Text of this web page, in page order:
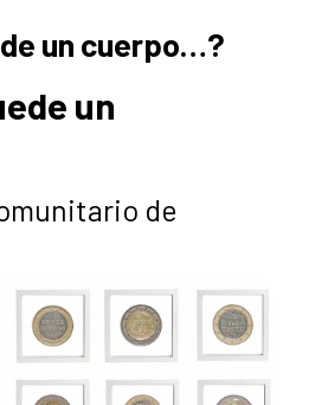
un cuerpo…?
un
de